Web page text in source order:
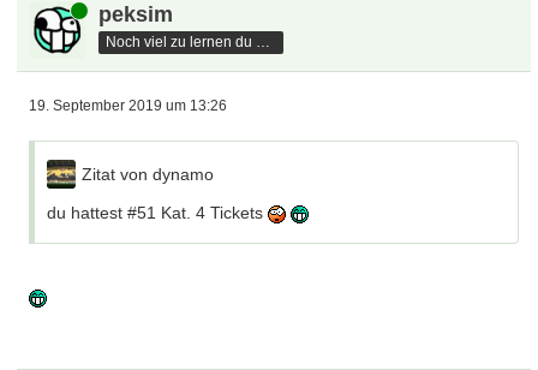
Online peksim
Noch viel zu lernen du hast
19. September 2019 um 13:26
Zitat von dynamo
du hattest #51 Kat. 4 Tickets